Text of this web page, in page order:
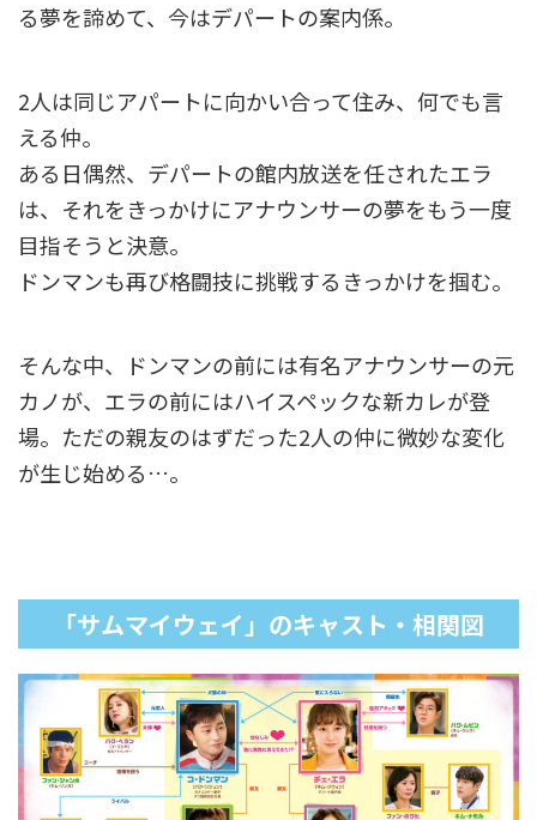
る夢を諦めて、今はデパートの案内係。
2人は同じアパートに向かい合って住み、何でも言
える仲。
ある日偶然、デパートの館内放送を任されたエラ
は、それをきっかけにアナウンサーの夢をもう一度
目指そうと決意。
ドンマンも再び格闘技に挑戦するきっかけを掴む。
そんな中、ドンマンの前には有名アナウンサーの元
カノが、エラの前にはハイスペックな新カレが登
場。ただの親友のはずだった2人の仲に微妙な変化
が生じ始める…。
「サムマイウェイ」のキャスト・相関図